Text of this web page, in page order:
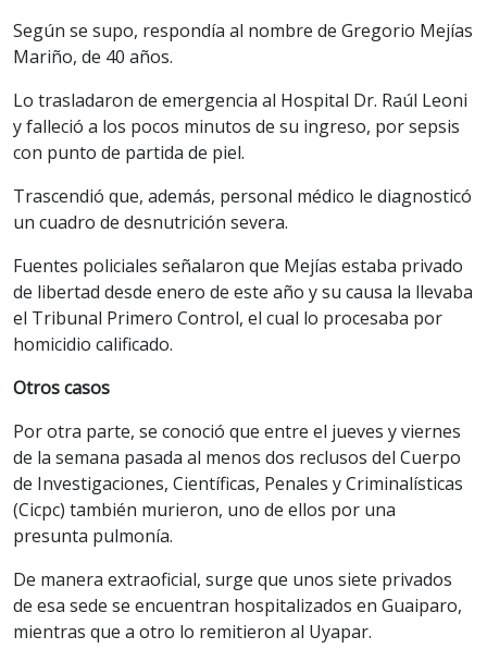
Según se supo, respondía al nombre de Gregorio Mejías
Mariño, de 40 años.
Lo trasladaron de emergencia al Hospital Dr. Raúl Leoni
y falleció a los pocos minutos de su ingreso, por sepsis
con punto de partida de piel.
Trascendió que, además, personal médico le diagnosticó
un cuadro de desnutrición severa.
Fuentes policiales señalaron que Mejías estaba privado
de libertad desde enero de este año y su causa la llevaba
el Tribunal Primero Control, el cual lo procesaba por
homicidio calificado.
Otros casos
Por otra parte, se conoció que entre el jueves y viernes
de la semana pasada al menos dos reclusos del Cuerpo
de Investigaciones, Científicas, Penales y Criminalísticas
(Cicpc) también murieron, uno de ellos por una
presunta pulmonía.
De manera extraoficial, surge que unos siete privados
de esa sede se encuentran hospitalizados en Guaiparo,
mientras que a otro lo remitieron al Uyapar.